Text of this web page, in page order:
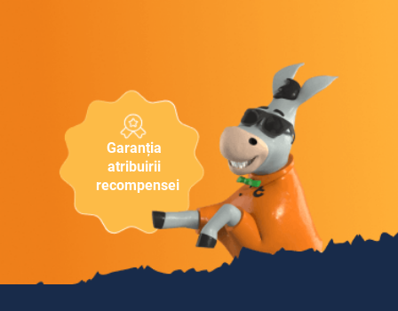
Garanția
atribuirii
recompensei